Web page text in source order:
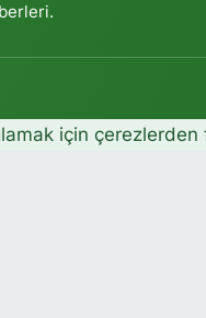
için çerezlerden